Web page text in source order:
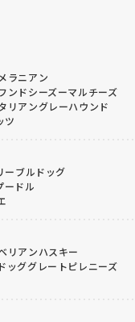
ラニアン
ンドシーズーマルチーズ
リアングレーハウンド
ツ
ーブルドッグ
ードル
リアンハスキー
ッググレートピレニーズ